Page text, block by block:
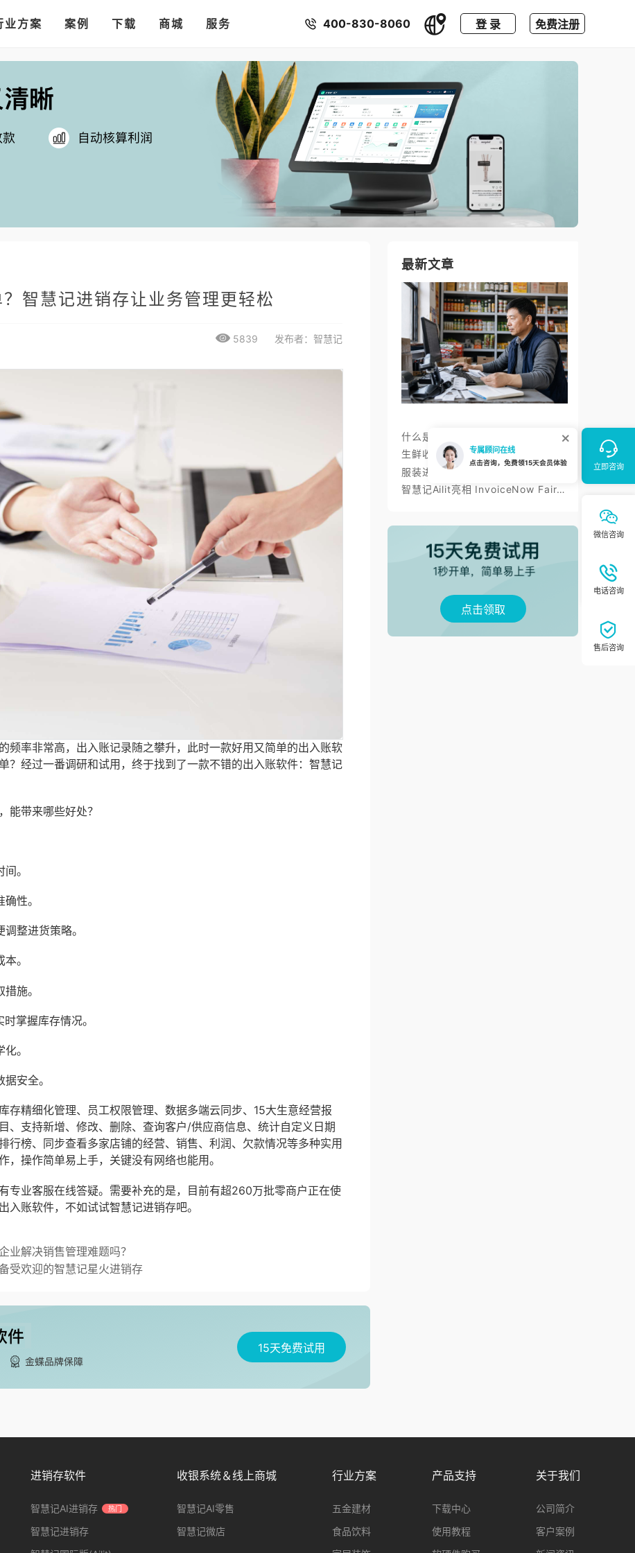
汇率。
业方案
你的店铺开进手机微信里
案例 下载 商城 服务 400-830-8060 登 录 免费注册
智慧记进销存让业务管理更轻松
5839 发布者：智慧记
频率非常高，出入账记录随之攀升，此时一款好用又简单的出入账软
？经过一番调研和试用，终于找到了一款不错的出入账软件：智慧记
能带来哪些好处？
。
性。
整进货策略。
。
施。
掌握库存情况。
。
安全。
存精细化管理、员工权限管理、数据多端云同步、15大生意经营报
、支持新增、修改、删除、查询客户/供应商信息、统计自定义日期
行榜、同步查看多家店铺的经营、销售、利润、欠款情况等多种实用
操作简单易上手，关键没有网络也能用。
专业客服在线答疑。需要补充的是，目前有超260万批零商户正在使
账软件，不如试试智慧记进销存吧。
业解决销售管理难题吗？
受欢迎的智慧记星火进销存
最新文章
什么是进销存？智慧记进销存帮小微商户理顺开单、库存与对账
智慧记Ailit亮相 InvoiceNow Fair 2026，为东南亚小微商户带来“开单+电子发票”新体验
点击领取
15天免费试用
进销存软件
智慧记AI进销存 热门
智慧记进销存
收银系统＆线上商城
智慧记AI零售
智慧记微店
行业方案
五金建材
食品饮料
产品支持
下载中心
使用教程
关于我们
公司简介
客户案例